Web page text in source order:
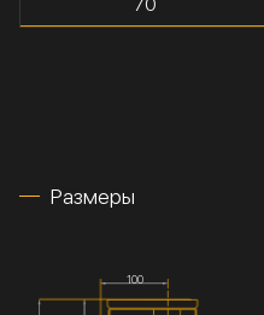
Размеры
100